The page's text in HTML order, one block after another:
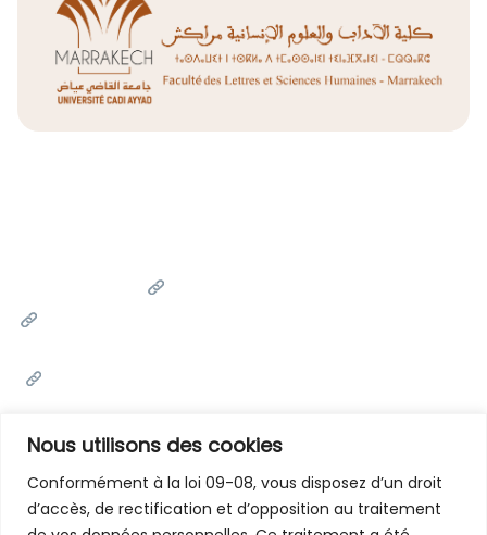
Nous utilisons des cookies
Conformément à la loi 09-08, vous disposez d’un droit
d’accès, de rectification et d’opposition au traitement
Portail National de Maroc
Contactez-Nous